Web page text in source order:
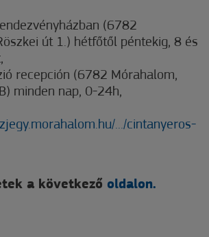
(6782
út 1.) hétfőtől péntekig, 8 és
recepción (6782 Mórahalom,
minden nap, 0-24h,
.../cintanyeros-
a következő oldalon.